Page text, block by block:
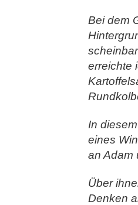
Bei dem
erreichte
In
eines
an Adam
Über
Denken